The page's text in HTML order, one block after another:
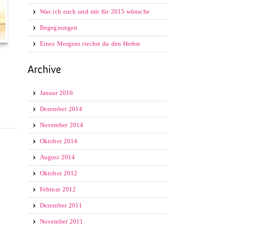
Was ich euch und mir für 2015 wünsche
Begegnungen
Eines Morgens riechst du den Herbst
Januar 2016
Dezember 2014
November 2014
Oktober 2014
August 2014
Oktober 2012
Februar 2012
Dezember 2011
November 2011